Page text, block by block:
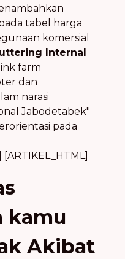
tabel harga
komersial
Internal
farm
dan
narasi
Jabodetabek"
pada
[ARTIKEL_HTML]
kamu
Akibat